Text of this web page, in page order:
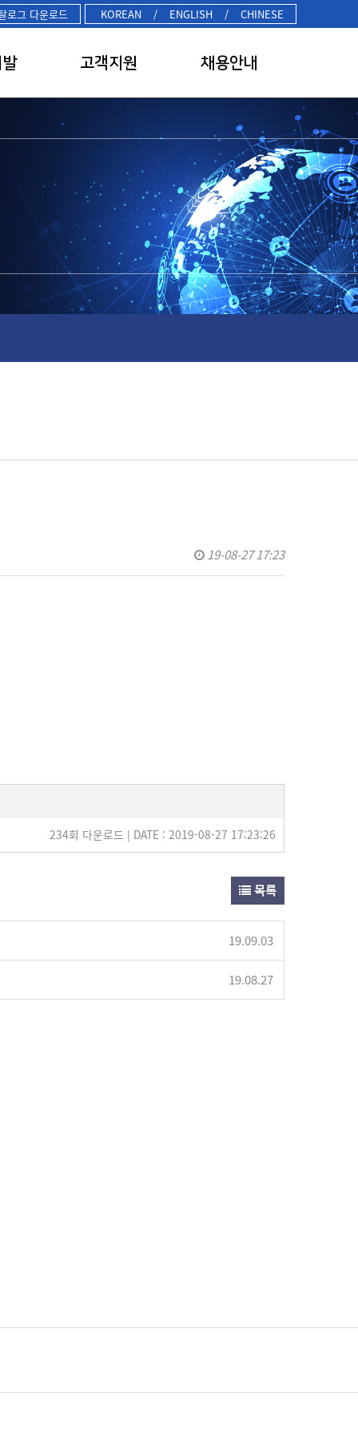
로그 다운로드 KOREAN / ENGLISH / CHINESE
고객지원 채용안내
19-08-27 17:23
234회 다운로드 | DATE : 2019-08-27 17:23:26
목록
19.09.03
19.08.27